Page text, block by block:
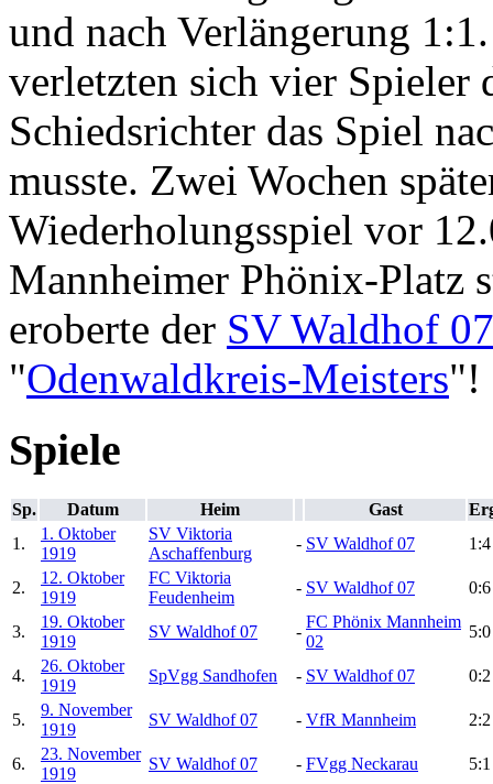
und nach Verlängerung
verletzten sich vier Spieler
Schiedsrichter das Spiel
musste. Zwei Wochen
Wiederholungsspiel vor
Mannheimer Phönix-Platz
eroberte der SV Waldhof 07
"Odenwaldkreis-Meisters"!
Spiele
Sp. Datum Heim Gast
1.
1. Oktober
1919
SV Viktoria
Aschaffenburg
- SV Waldhof 07 1:4
2.
12. Oktober
1919
FC Viktoria
Feudenheim
- SV Waldhof 07 0:6
3.
19. Oktober
1919
SV Waldhof 07 -
FC Phönix Mannheim
02
5:0
4.
26. Oktober
1919
SpVgg Sandhofen - SV Waldhof 07 0:2
5.
9. November
1919
SV Waldhof 07 - VfR Mannheim 2:2
6.
23. November
1919
SV Waldhof 07 - FVgg Neckarau 5:1